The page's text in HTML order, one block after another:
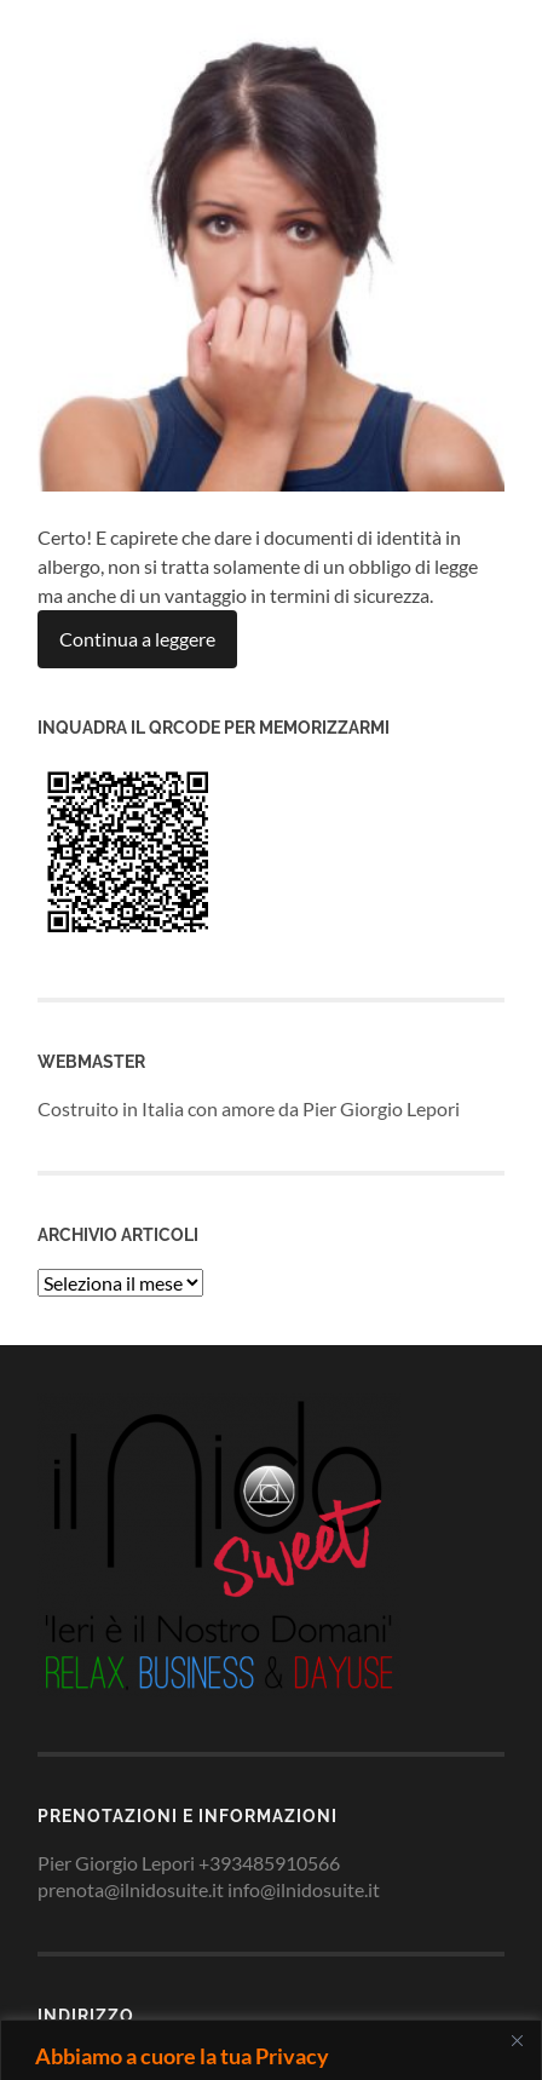
Abbiamo a cuore la tua Privacy
Certo! E capirete che dare i documenti di identità in
albergo, non si tratta solamente di un obbligo di legge
ma anche di un vantaggio in termini di sicurezza.
Continua a leggere
INQUADRA IL QRCODE PER MEMORIZZARMI
WEBMASTER
Costruito in Italia con amore da Pier Giorgio Lepori
ARCHIVIO ARTICOLI
Archivio
PRENOTAZIONI E INFORMAZIONI
Pier Giorgio Lepori +393485910566
prenota@ilnidosuite.it info@ilnidosuite.it
INDIRIZZO
Via Loreto 2/c 62010 Montecosaro Scalo Macerata -